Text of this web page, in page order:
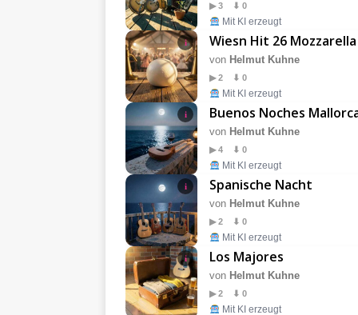
▶ 3 ⬇ 0
Mit KI erzeugt
i Wiesn Hit 26 Mozzarella
von Helmut Kuhne
▶ 2 ⬇ 0
Mit KI erzeugt
i Buenos Noches
von Helmut Kuhne
▶ 4 ⬇ 0
Mit KI erzeugt
i Spanische Nacht
von Helmut Kuhne
▶ 2 ⬇ 0
Mit KI erzeugt
i Los Majores
von Helmut Kuhne
▶ 2 ⬇ 0
Mit KI erzeugt